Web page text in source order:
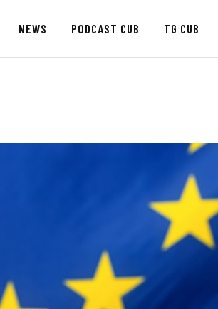
NEWS PODCAST CUB TG CUB
SIAMO
STAMPA